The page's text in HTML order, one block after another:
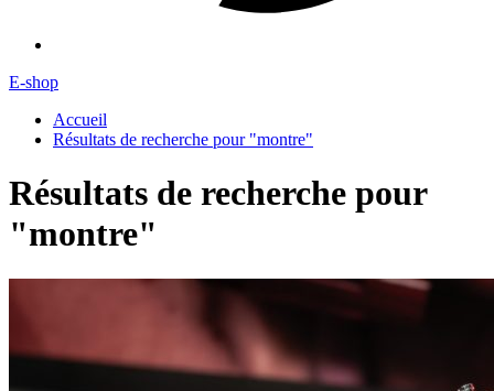
E-shop
Accueil
Résultats de recherche pour "montre"
Résultats de recherche pour
"montre"